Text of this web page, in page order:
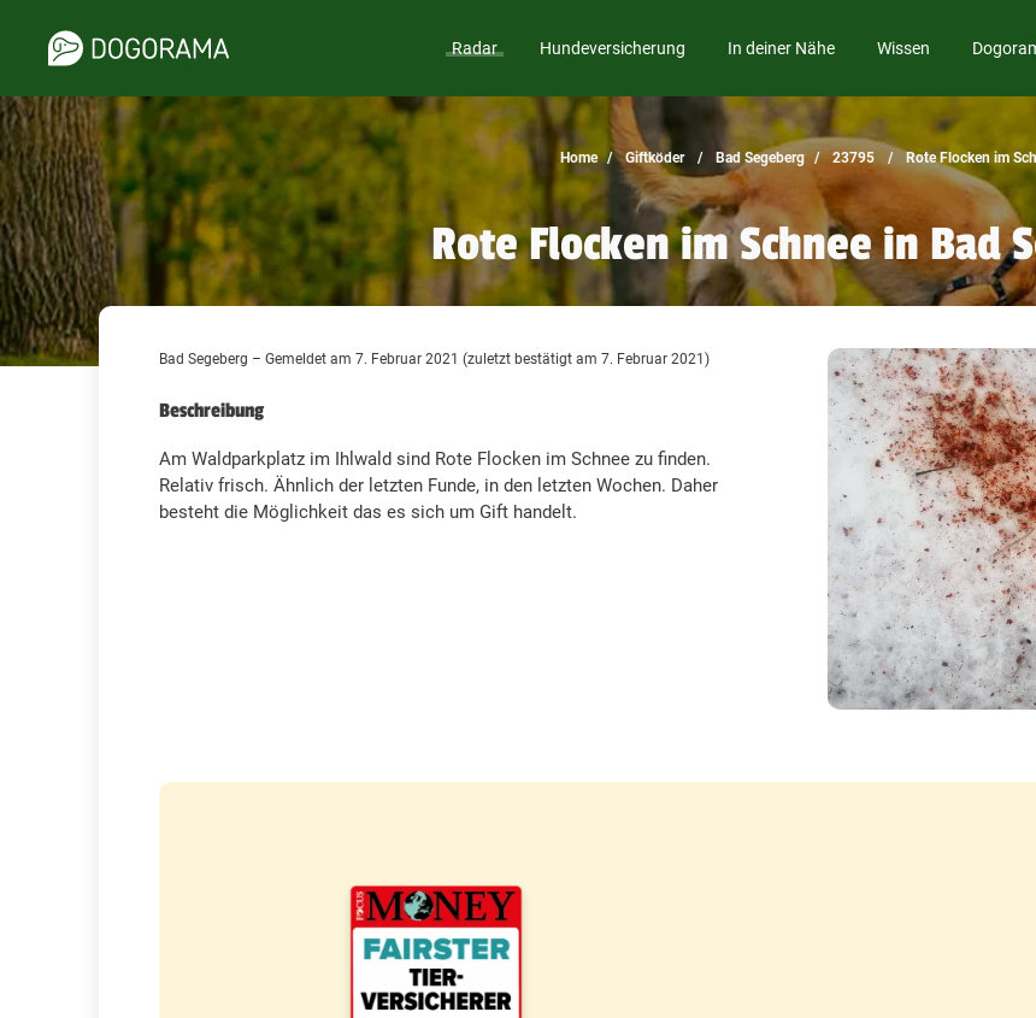
Radar Hundeversicherung In deiner Nähe Wissen
Home Giftköder Bad Segeberg 23795 Rote Flocken im
Rote Flocken im Schnee in Bad
Bad Segeberg – Gemeldet am 7. Februar 2021 (zuletzt bestätigt am 7. Februar 2021)
Beschreibung
Am Waldparkplatz im Ihlwald sind Rote Flocken im Schnee zu finden.
Relativ frisch. Ähnlich der letzten Funde, in den letzten Wochen. Daher
besteht die Möglichkeit das es sich um Gift handelt.